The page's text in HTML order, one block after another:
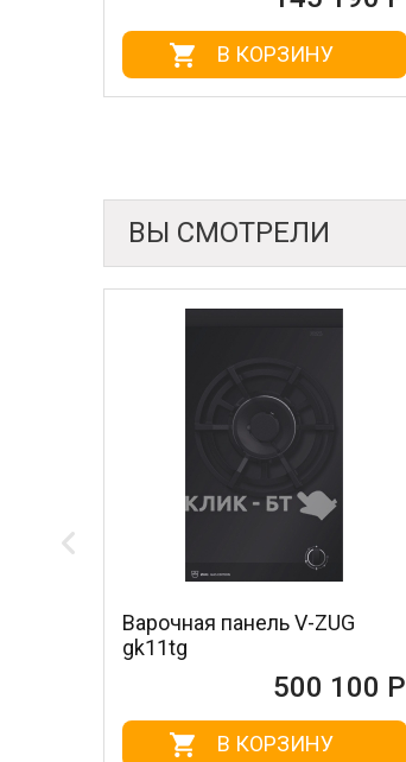
В КОРЗИНУ
ВЫ СМОТРЕЛИ
Варочная панель V-ZUG
gk11tg
500 100 Р
В КОРЗИНУ